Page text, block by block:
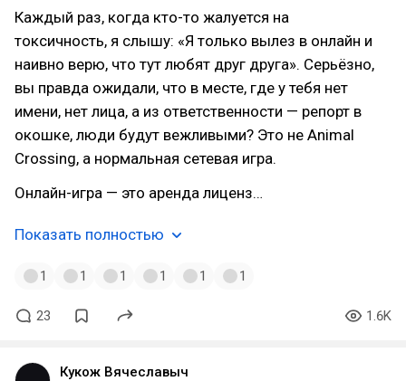
Каждый раз, когда кто-то жалуется на
токсичность, я слышу: «Я только вылез в онлайн и
наивно верю, что тут любят друг друга». Серьёзно,
вы правда ожидали, что в месте, где у тебя нет
имени, нет лица, а из ответственности — репорт в
окошке, люди будут вежливыми? Это не Animal
Crossing, а нормальная сетевая игра.
Онлайн-игра — это аренда лиценз…
Показать полностью
1 1 1 1 1 1
23 1.6K
Кукож Вячеславыч